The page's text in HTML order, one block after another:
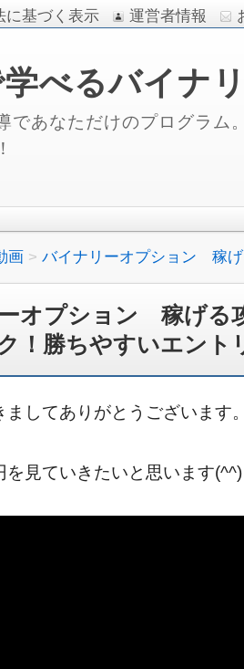
に基づく表示 運営者情報
べるバイナ
であなただけのプログラム
画 バイナリーオプション 稼げ
オプション 稼げる
！勝ちやすいエント
してありがとうございます。
を見ていきたいと思います(^^)